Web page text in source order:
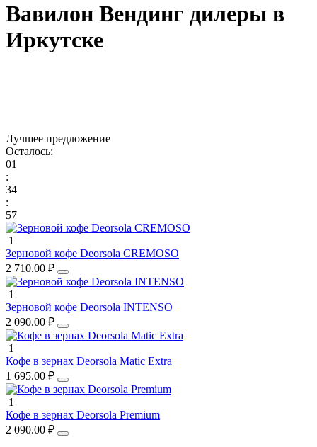
Вавилон Вендинг дилеры в
Иркутске
Лучшее предложение
Осталось:
01
:
34
:
57
1
Зерновой кофе Deorsola CREMOSO
2 710.00 ₽
1
Зерновой кофе Deorsola INTENSO
2 090.00 ₽
1
Кофе в зернах Deorsola Matic Extra
1 695.00 ₽
1
Кофе в зернах Deorsola Premium
2 090.00 ₽